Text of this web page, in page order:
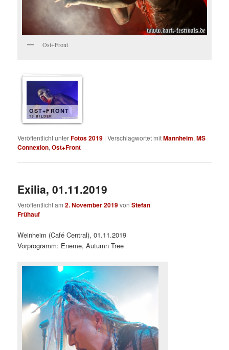
Ost+Front
OST+FRONT
15 BILDER
Veröffentlicht unterFotos 2019 |Verschlagwortet mitMannheim,MS
Connexion,Ost+Front
Exilia, 01.11.2019
Veröffentlicht am2. November 2019vonStefan
Frühauf
Weinheim (Café Central), 01.11.2019
Vorprogramm: Eneme, Autumn Tree